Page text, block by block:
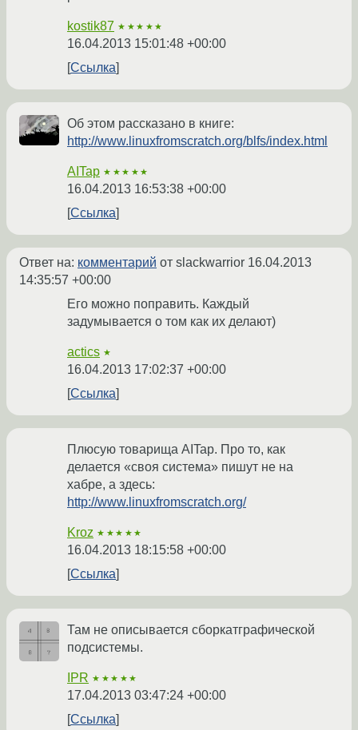
kostik87 ★★★★★
16.04.2013 15:01:48 +00:00
Ссылка
Об этом рассказано в книге:
http://www.linuxfromscratch.org/blfs/index.html
AITap ★★★★★
16.04.2013 16:53:38 +00:00
Ссылка
Ответ на: комментарий от slackwarrior 16.04.2013
14:35:57 +00:00
Его можно поправить. Каждый
задумывается о том как их делают)
actics ★
16.04.2013 17:02:37 +00:00
Ссылка
Плюсую товарища AITap. Про то, как
делается «своя система» пишут не на
хабре, а здесь:
http://www.linuxfromscratch.org/
Kroz ★★★★★
16.04.2013 18:15:58 +00:00
Ссылка
Там не описывается сборкатграфической
подсистемы.
IPR ★★★★★
17.04.2013 03:47:24 +00:00
Ссылка